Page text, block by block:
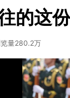
的这
量280.2万